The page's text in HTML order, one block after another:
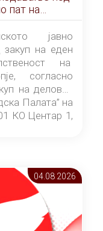
пат на
јавно
на еден
на
согласно
на деловен
Палата” на
КО Центар 1,
од 3
на
04.08 2026